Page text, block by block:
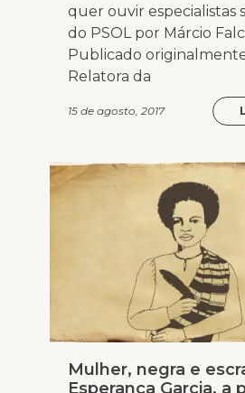
quer ouvir especialistas
do PSOL por Márcio
Publicado
Relatora da
15 de agosto, 2017
Mulher, negra e
Esperança Garcia, a